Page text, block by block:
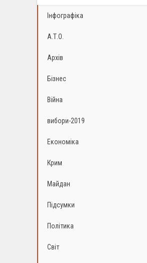
Інфографіка
А.Т.О.
Архів
Бізнес
Війна
вибори-2019
Економіка
Крим
Майдан
Підсумки
Політика
Світ